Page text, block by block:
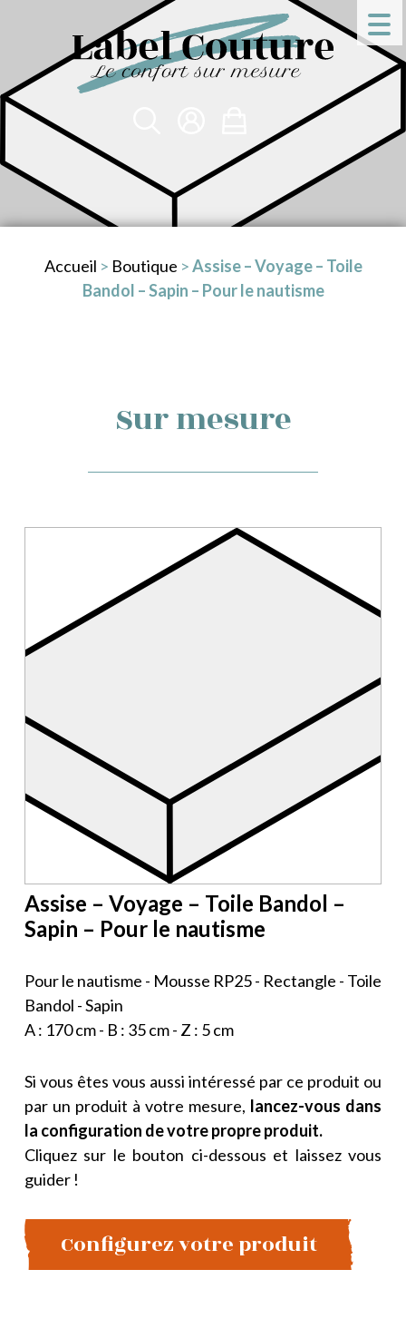
Accueil > Boutique >Assise – Voyage – Toile
Bandol – Sapin – Pour le nautisme
Sur mesure
Assise – Voyage – Toile Bandol –
Sapin – Pour le nautisme
Pour le nautisme - Mousse RP25 - Rectangle - Toile
Bandol - Sapin
A : 170 cm - B : 35 cm - Z : 5 cm
Si vous êtes vous aussi intéressé par ce produit ou
par un produit à votre mesure, lancez-vous dans
la configuration de votre propre produit.
Cliquez sur le bouton ci-dessous et laissez vous
guider !
Configurez votre produit